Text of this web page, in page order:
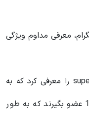
معرفی مداوم ویژگی
در سال 2017، تلگرام مفهوم supergroups را معرفی کرد که به
چت‌های گروهی اجازه می‌دهد 100000 عضو بگیرند که به طور